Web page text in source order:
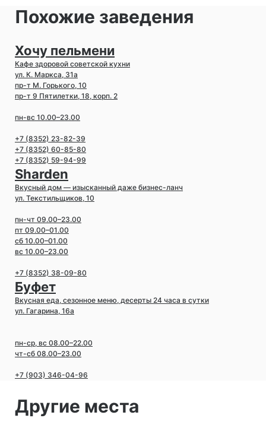
Похожие заведения
Хочу пельмени
Кафе здоровой советской кухни
ул. К. Маркса, 31а
пр-т М. Горького, 10
пр-т 9 Пятилетки, 18, корп. 2
пн-вс 10.00–23.00
+7 (8352) 23-82-39
+7 (8352) 60-85-80
+7 (8352) 59-94-99
Sharden
Вкусный дом — изысканный даже бизнес-ланч
ул. Текстильщиков, 10
пн-чт 09.00–23.00
пт 09.00–01.00
сб 10.00–01.00
вс 10.00–23.00
+7 (8352) 38-09-80
Буфет
Вкусная еда, сезонное меню, десерты 24 часа в сутки
ул. Гагарина, 16а
пн-ср, вс 08.00–22.00
чт-сб 08.00–23.00
+7 (903) 346-04-96
Другие места